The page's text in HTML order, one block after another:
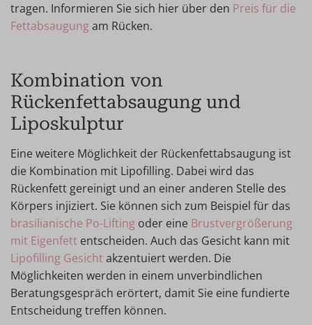
tragen. Informieren Sie sich hier über den Preis für die
Fettabsaugungam Rücken.
Kombination von
Rückenfettabsaugung und
Liposkulptur
Eine weitere Möglichkeit der Rückenfettabsaugung ist
die Kombination mit Lipofilling. Dabei wird das
Rückenfett gereinigt und an einer anderen Stelle des
Körpers injiziert. Sie können sich zum Beispiel für das
brasilianische Po-Lifting oder eine Brustvergrößerung
mit Eigenfett entscheiden. Auch das Gesicht kann mit
Lipofilling Gesicht akzentuiert werden. Die
Möglichkeiten werden in einem unverbindlichen
Beratungsgespräch erörtert, damit Sie eine fundierte
Entscheidung treffen können.